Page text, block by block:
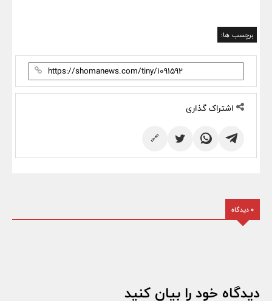
برچسب ها:
اشتراک گذاری
🔗
0 دیدگاه
دیدگاه خود را بیان کنید